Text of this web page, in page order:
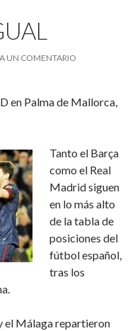
UN COMENTARIO
en Palma de Mallorca,
Tanto el Barça
como el Real
Madrid siguen
en lo más alto
de la tabla de
posiciones del
fútbol español,
tras los
el Málaga repartieron